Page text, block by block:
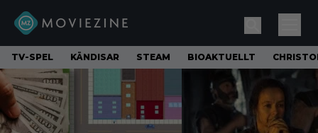
TV-SPEL KÄNDISAR STEAM BIOAKTUELLT